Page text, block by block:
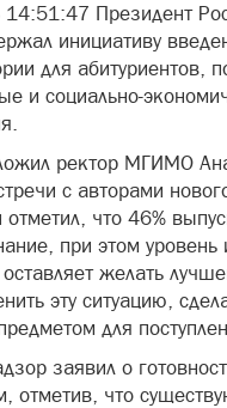
Президент
инициативу
для абитуриентов,
и социально-
ректор МГИМО
с авторами
отметил, что 46%
при этом уровень
оставляет желать
эту ситуацию,
для
заявил о
отметив, что